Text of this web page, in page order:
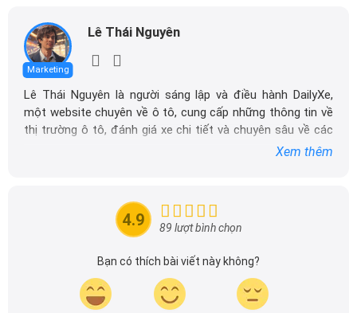
Marketing
Lê Thái Nguyên
Lê Thái Nguyên là người sáng lập và điều hành DailyXe,
một website chuyên về ô tô, cung cấp những thông tin về
thị trường ô tô, đánh giá xe chi tiết và chuyên sâu về các
Với niềm đam mê mãnh liệt với xe hơi, Tôi đã xây dựng
DailyXe trở thành một trong những địa chỉ tin cậy hàng
đầu cho những người yêu thích ô tô tại Việt Nam. Hãy
theo dõi tôi để cập nhật thông tin về thị trường ô tô
89 lượt bình chọn
Bạn có thích bài viết này không?